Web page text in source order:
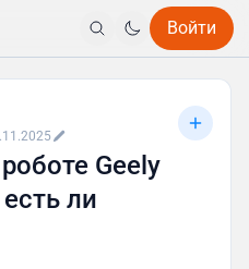
Войти
Geely
ли